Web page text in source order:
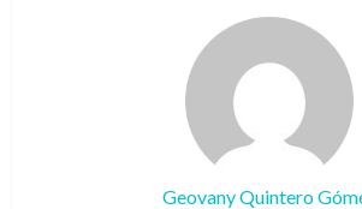
Geovany Quintero